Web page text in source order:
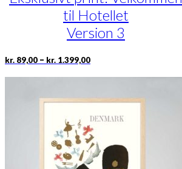
til Hotellet
Version 3
kr. 89,00 – kr. 1.399,00Prisinterval:
til
Dette
varianter.
Mulighederne
kan
vælges
på
varesiden